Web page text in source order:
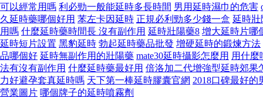
可以經常用嗎 利必勁一般能延時多長時間 男用延時濕巾的危害
久延時藥哪個好用 苯左卡因延時 正規必利勁多少錢一盒 延時壯
用嗎 什麼延時藥時間長 沒有副作用 延時壯陽藥8 增大延時片哪
延時短片設置 黑豹延時 勃起延時藥品批發 增硬延時的鍛煉方法
品哪個好 延時無副作用的壯陽藥 mate30延時攝影怎麼用 用什麼
法有沒有副作用 什麼延時藥最好用 倍洛加二代增強型延時郊果
力好避孕套真延時嗎 天下第一棒延時膠囊官網 2018口碑最好的
營業圖片 哪個牌子的延時噴霧劑